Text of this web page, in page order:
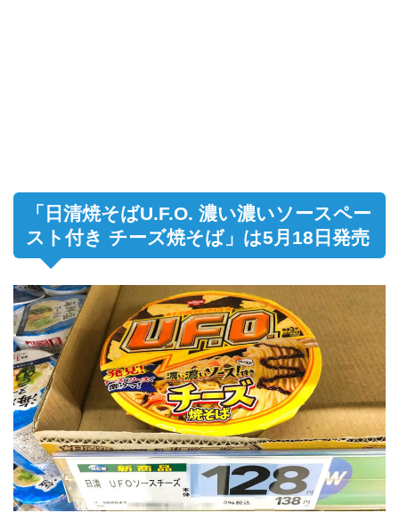
「日清焼そばU.F.O. 濃い濃いソースペー
スト付き チーズ焼そば」は5月18日発売